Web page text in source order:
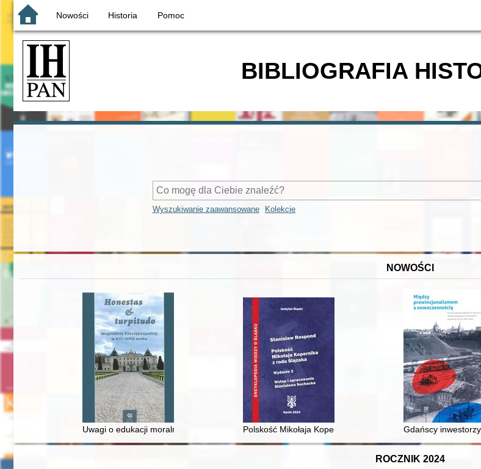
Nowości Historia Pomoc
BIBLIOGRAFIA
Wyszukiwanie zaawansowane Kolekcje
NOWOŚCI
Uwagi o edukacji moralnej synów szlacheckich w XVI-wiecznej Rzeczypospolitej
Polskość Mikołaja Kopernika z rodu ŚlązakaGdańscy
ROCZNIK 2024